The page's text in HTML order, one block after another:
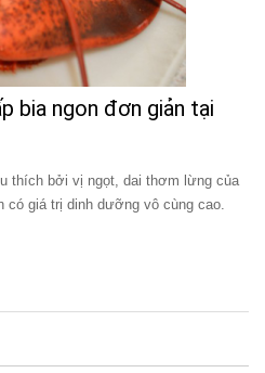
bia ngon đơn giản tại
thích bởi vị ngọt, dai thơm lừng của
giá trị dinh dưỡng vô cùng cao.